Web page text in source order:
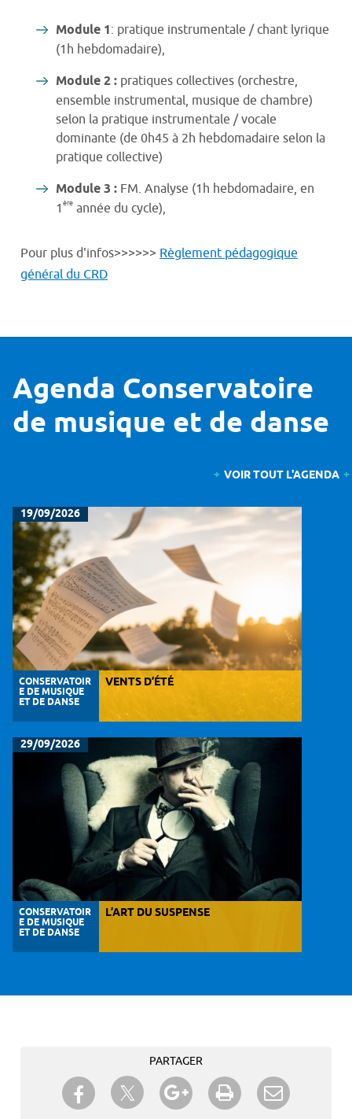
Module 1: pratique instrumentale / chant lyrique
(1h hebdomadaire),
Module 2 : pratiques collectives (orchestre,
ensemble instrumental, musique de chambre)
selon la pratique instrumentale / vocale
dominante (de 0h45 à 2h hebdomadaire selon la
pratique collective)
Module 3 : FM. Analyse (1h hebdomadaire, en
1 ère année du cycle),
Pour plus d'infos>>>>>> Règlement pédagogique
général du CRD
Agenda Conservatoire
de musique et de danse
VOIR TOUT L'AGENDA
19/09/2026
CONSERVATOIR
E DE MUSIQUE
ET DE DANSE
VENTS D’ÉTÉ
29/09/2026
CONSERVATOIR
E DE MUSIQUE
ET DE DANSE
L’ART DU SUSPENSE
PARTAGER
Partager sur Facebook
Partager sur TwitterPartager sur Google+
Imprimer